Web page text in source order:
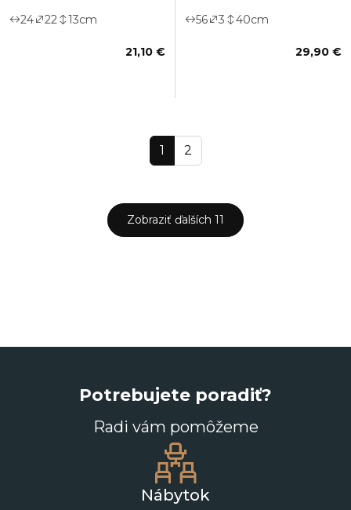
24 22 13cm
21,10 €
56 3 40cm
29,90 €
1 2
Zobraziť ďalších 11
Potrebujete poradiť?
Radi vám pomôžeme
Nábytok